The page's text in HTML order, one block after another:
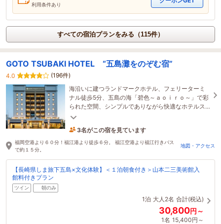
利用条件あり
すべての宿泊プランをみる（115件）
GOTO TSUBAKI HOTEL “五島灘をのぞむ宿”
4.0
(196件)
海沿いに建つランドマークホテル、フェリーターミ
ナル徒歩5分、五島の海「碧色～ａｏｉｒｏ～」で彩
られた空間、シンプルでありながら快適なホテルス
テイと五島灘の旬の味わいや観光をお楽しみいただ
3名がこの宿を見ています
13時間前に予約されました
福岡空港より６０分！福江港より徒歩６分。 福江空港より福江行きバス
で約１５分。
地図・アクセス
【長崎県しま旅下五島×文化体験】＜１泊朝食付き＞山本二三美術館入
館料付きプラン
ツイン 朝のみ
1泊 大人2名 合計(税込)
30,800円～
1名 15,400円～